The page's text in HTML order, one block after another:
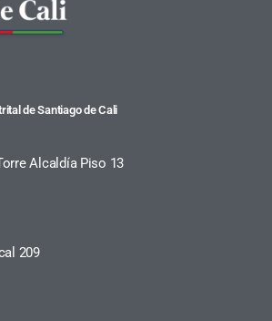
de Santiago de Cali
Alcaldía Piso 13
209